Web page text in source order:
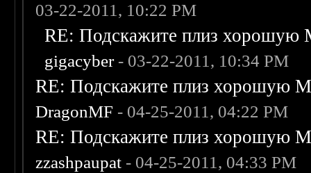
03-22-2011, 10:22 PM
RE: Подскажите плиз хорошую
gigacyber- 03-22-2011, 10:34 PM
RE: Подскажите плиз хорошую
DragonMF - 04-25-2011, 04:22 PM
RE: Подскажите плиз хорошую
zzashpaupat - 04-25-2011, 04:33 PM